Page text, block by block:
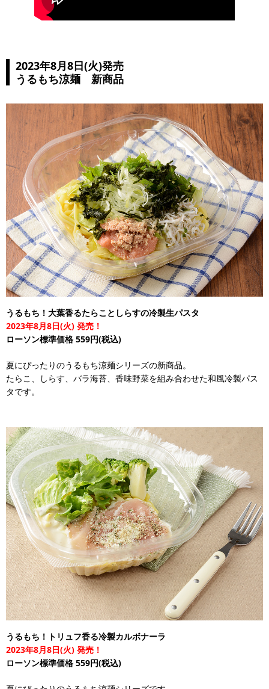
2023年8月8日(火)発売
うるもち涼麺 新商品
うるもち！大葉香るたらことしらすの冷製生パスタ
2023年8月8日(火) 発売！
ローソン標準価格 559円(税込)
夏にぴったりのうるもち涼麺シリーズの新商品。
たらこ、しらす、バラ海苔、香味野菜を組み合わせた和風冷製パス
タです。
うるもち！トリュフ香る冷製カルボナーラ
2023年8月8日(火) 発売！
ローソン標準価格 559円(税込)